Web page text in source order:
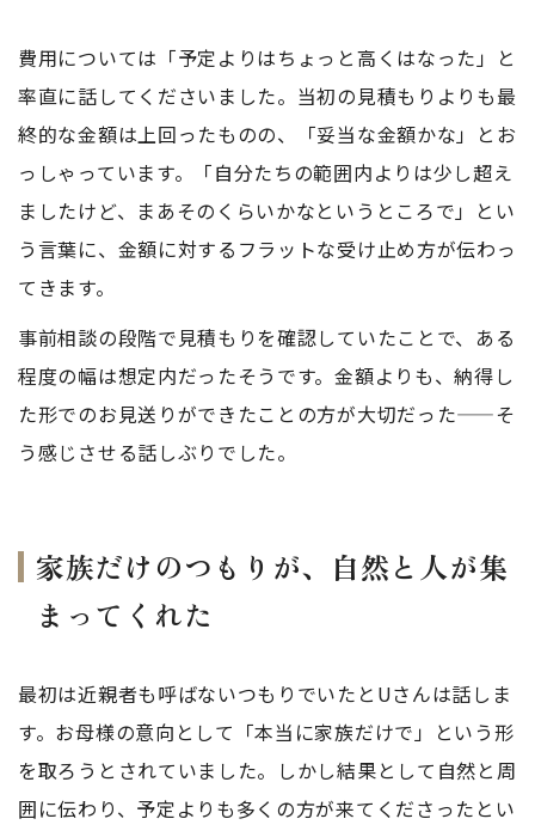
費用については「予定よりはちょっと高くはなった」と
率直に話してくださいました。当初の見積もりよりも最
終的な金額は上回ったものの、「妥当な金額かな」とお
っしゃっています。「自分たちの範囲内よりは少し超え
ましたけど、まあそのくらいかなというところで」とい
う言葉に、金額に対するフラットな受け止め方が伝わっ
てきます。
事前相談の段階で見積もりを確認していたことで、ある
程度の幅は想定内だったそうです。金額よりも、納得し
た形でのお見送りができたことの方が大切だった——そ
う感じさせる話しぶりでした。
家族だけのつもりが、自然と人が集
まってくれた
最初は近親者も呼ばないつもりでいたとUさんは話しま
す。お母様の意向として「本当に家族だけで」という形
を取ろうとされていました。しかし結果として自然と周
囲に伝わり、予定よりも多くの方が来てくださったとい